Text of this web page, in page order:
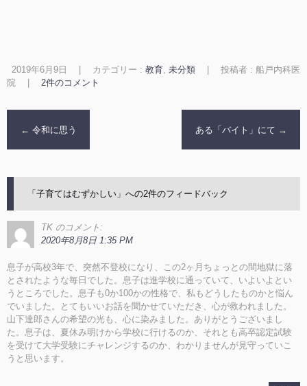
2019年6月9日 カテゴリー : 教育, 未分類
投稿者 : 船戸内科医
院
2件のコメント
← 令和に思う ある「バイト」にて →
「 子育てはむずかしい 」への2件のフィードバック
TK のコメント:
2020年8月8日 1:35 PM
息子が高校3年で、突然不登校になり、この2ヶ月ちょっとの間地獄に落
とされたような毎日でした。息子は進学校に通っていて、いよいよとい
うところでした。息子も0か100かの性格で、私もどうしたものかと悩ん
でいました。とてもいいお話を聞かせていただき、心が救われました。
山下達郎さんの希望の光も、心に染みました。ありがとうございまし
た。息子は、夏休み明けから学校に行けるのか、それとも高卒認定試験
を受けて大学受験にチャレンジするのか、わかりませんが見守っていこ
うと思います。